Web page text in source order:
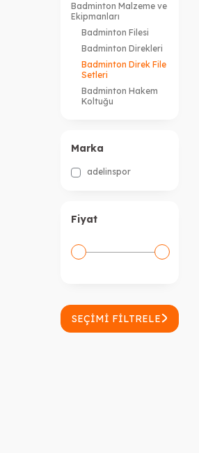
Badminton Malzeme ve
Ekipmanları
Badminton Filesi
Badminton Direkleri
Badminton Direk File
Setleri
Badminton Hakem
Koltuğu
Marka
adelinspor
Fiyat
SEÇIMI FILTRELE